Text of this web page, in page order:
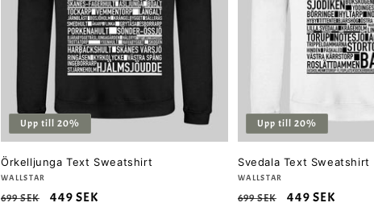
Upp till 20%
Örkelljunga Text Sweatshirt
Säljare:
WALLSTAR
Ordinarie
699 SEK Försäljningspris
449 SEK
Upp till 20%
Svedala Text Sweatshirt
Säljare:
WALLSTAR
Ordinarie
699 SEK Försäljningspris
449 SEK